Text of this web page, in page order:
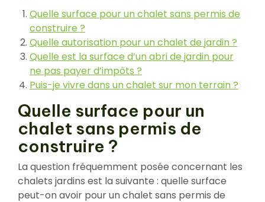
Quelle surface pour un chalet sans permis de
construire ?
Quelle autorisation pour un chalet de jardin ?
Quelle est la surface d’un abri de jardin pour
ne pas payer d’impôts ?
Puis-je vivre dans un chalet sur mon terrain ?
Quelle surface pour un
chalet sans permis de
construire ?
La question fréquemment posée concernant les
chalets jardins est la suivante : quelle surface
peut-on avoir pour un chalet sans permis de